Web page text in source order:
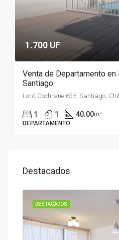
1.700 UF
Venta de Departamento en
Santiago
Lord Cochrane 635, Santiago,
1 1 40.00m²
DEPARTAMENTO
Destacados
DESTACADOS